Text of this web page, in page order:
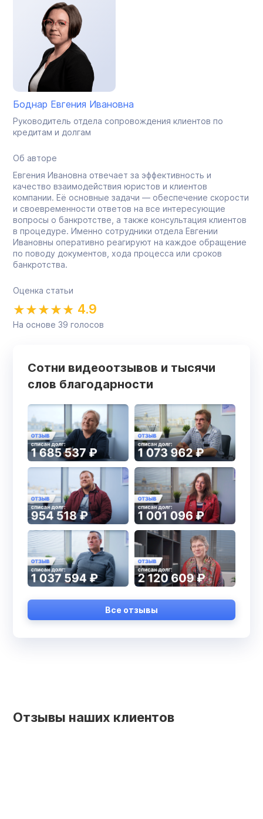
Боднар Евгения Ивановна
Руководитель отдела сопровождения клиентов по
кредитам и долгам
Об авторе
Евгения Ивановна отвечает за эффективность и
качество взаимодействия юристов и клиентов
компании. Её основные задачи — обеспечение скорости
и своевременности ответов на все интересующие
вопросы о банкротстве, а также консультация клиентов
в процедуре. Именно сотрудники отдела Евгении
Ивановны оперативно реагируют на каждое обращение
по поводу документов, хода процесса или сроков
банкротства.
Оценка статьи
4.9
На основе 39 голосов
Сотни видеоотзывов и тысячи
слов благодарности
Все отзывы
Отзывы наших клиентов